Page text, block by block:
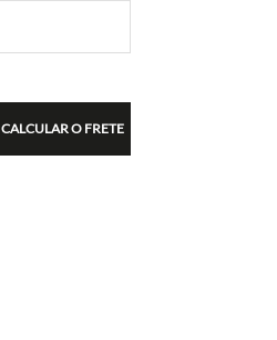
CALCULAR O FRETE